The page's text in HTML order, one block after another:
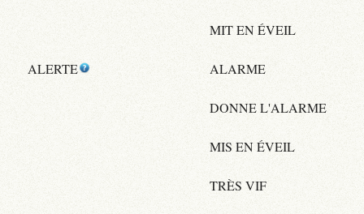
MIT EN ÉVEIL
ALERTE ALARME
DONNE L'ALARME
MIS EN ÉVEIL
TRÈS VIF